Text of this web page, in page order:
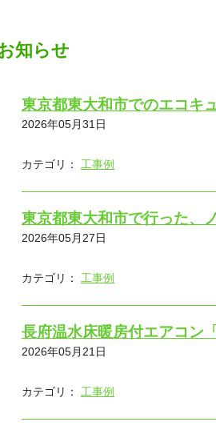
知らせ
東京都東大和市でのエコキ
2026年05月31日
カテゴリ： 工事例
東京都東大和市で行った、
2026年05月27日
カテゴリ： 工事例
長府温水床暖房付エアコン
2026年05月21日
カテゴリ： 工事例